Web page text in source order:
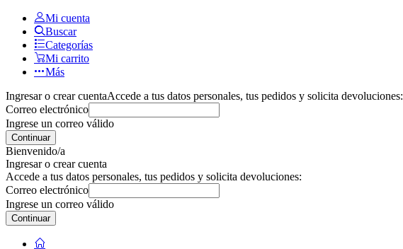
Mi cuenta
Buscar
Categorías
Mi carrito
Más
Ingresar o crear cuentaAccede a tus datos personales, tus pedidos y solicita devoluciones:
Correo electrónico
Ingrese un correo válido
Continuar
Bienvenido/a
Ingresar o crear cuenta
Accede a tus datos personales, tus pedidos y solicita devoluciones:
Correo electrónico
Ingrese un correo válido
Continuar